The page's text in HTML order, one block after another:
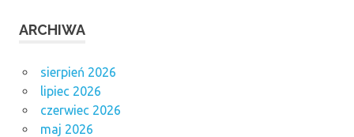
ARCHIWA
sierpień 2026
lipiec 2026
czerwiec 2026
maj 2026